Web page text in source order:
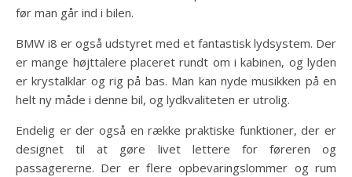
før man går ind i bilen.
BMW i8 er også udstyret med et fantastisk lydsystem. Der
er mange højttalere placeret rundt om i kabinen, og lyden
er krystalklar og rig på bas. Man kan nyde musikken på en
helt ny måde i denne bil, og lydkvaliteten er utrolig.
Endelig er der også en række praktiske funktioner, der er
designet til at gøre livet lettere for føreren og
passagererne. Der er flere opbevaringslommer og rum